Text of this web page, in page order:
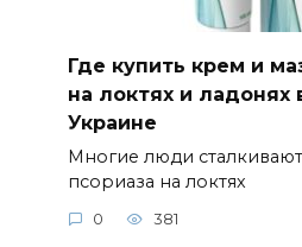
Где купить крем и
на локтях и ладонях
Украине
Многие люди
псориаза на локтях
0 381